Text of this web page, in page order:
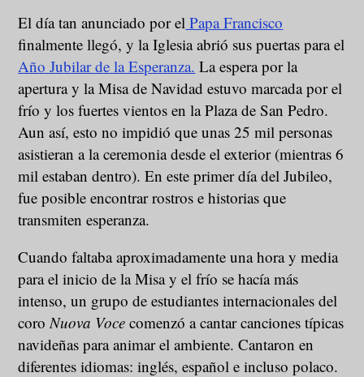
El día tan anunciado por el Papa Francisco
finalmente llegó, y la Iglesia abrió sus puertas para el
Año Jubilar de la Esperanza. La espera por la
apertura y la Misa de Navidad estuvo marcada por el
frío y los fuertes vientos en la Plaza de San Pedro.
Aun así, esto no impidió que unas 25 mil personas
asistieran a la ceremonia desde el exterior (mientras 6
mil estaban dentro). En este primer día del Jubileo,
fue posible encontrar rostros e historias que
transmiten esperanza.
Cuando faltaba aproximadamente una hora y media
para el inicio de la Misa y el frío se hacía más
intenso, un grupo de estudiantes internacionales del
coro Nuova Voce comenzó a cantar canciones típicas
navideñas para animar el ambiente. Cantaron en
diferentes idiomas: inglés, español e incluso polaco.